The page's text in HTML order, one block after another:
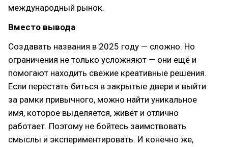
международный рынок.
Вместо вывода
Создавать названия в 2025 году — сложно. Но
ограничения не только усложняют — они ещё и
помогают находить свежие креативные решения.
Если перестать биться в закрытые двери и выйти
за рамки привычного, можно найти уникальное
имя, которое выделяется, живёт и отлично
работает. Поэтому не бойтесь заимствовать
смыслы и экспериментировать. И конечно же,